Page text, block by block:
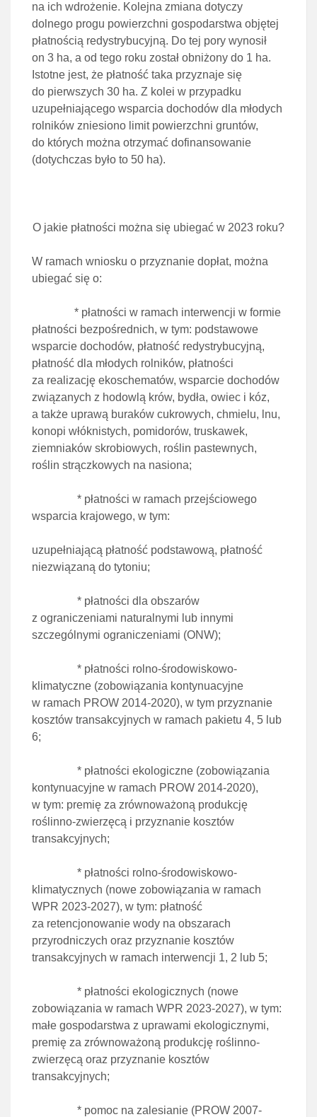
na ich wdrożenie. Kolejna zmiana dotyczy
dolnego progu powierzchni gospodarstwa objętej
płatnością redystrybucyjną. Do tej pory wynosił
on 3 ha, a od tego roku został obniżony do 1 ha.
Istotne jest, że płatność taka przyznaje się
do pierwszych 30 ha. Z kolei w przypadku
uzupełniającego wsparcia dochodów dla młodych
rolników zniesiono limit powierzchni gruntów,
do których można otrzymać dofinansowanie
(dotychczas było to 50 ha).
O jakie płatności można się ubiegać w 2023 roku?
W ramach wniosku o przyznanie dopłat, można
ubiegać się o:
* płatności w ramach interwencji w formie
płatności bezpośrednich, w tym: podstawowe
wsparcie dochodów, płatność redystrybucyjną,
płatność dla młodych rolników, płatności
za realizację ekoschematów, wsparcie dochodów
związanych z hodowlą krów, bydła, owiec i kóz,
a także uprawą buraków cukrowych, chmielu, lnu,
konopi włóknistych, pomidorów, truskawek,
ziemniaków skrobiowych, roślin pastewnych,
roślin strączkowych na nasiona;
* płatności w ramach przejściowego
wsparcia krajowego, w tym:
uzupełniającą płatność podstawową, płatność
niezwiązaną do tytoniu;
* płatności dla obszarów
z ograniczeniami naturalnymi lub innymi
szczególnymi ograniczeniami (ONW);
* płatności rolno-środowiskowo-
klimatyczne (zobowiązania kontynuacyjne
w ramach PROW 2014-2020), w tym przyznanie
kosztów transakcyjnych w ramach pakietu 4, 5 lub
6;
* płatności ekologiczne (zobowiązania
kontynuacyjne w ramach PROW 2014-2020),
w tym: premię za zrównoważoną produkcję
roślinno-zwierzęcą i przyznanie kosztów
transakcyjnych;
* płatności rolno-środowiskowo-
klimatycznych (nowe zobowiązania w ramach
WPR 2023-2027), w tym: płatność
za retencjonowanie wody na obszarach
przyrodniczych oraz przyznanie kosztów
transakcyjnych w ramach interwencji 1, 2 lub 5;
* płatności ekologicznych (nowe
zobowiązania w ramach WPR 2023-2027), w tym:
małe gospodarstwa z uprawami ekologicznymi,
premię za zrównoważoną produkcję roślinno-
zwierzęcą oraz przyznanie kosztów
transakcyjnych;
* pomoc na zalesianie (PROW 2007-